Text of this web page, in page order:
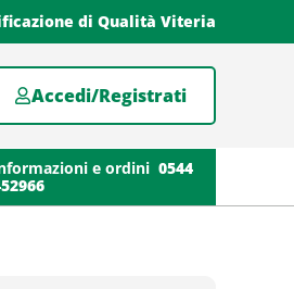
di Qualità Viteria
Accedi/Registrati
e ordini 0544